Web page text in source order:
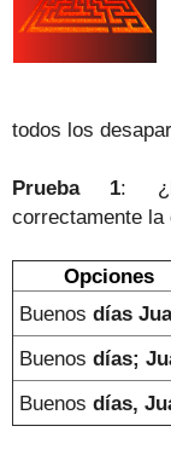
todos los
Prueba 1:
correctamente la
Opciones
Buenos días
Buenos días;
Buenos días,